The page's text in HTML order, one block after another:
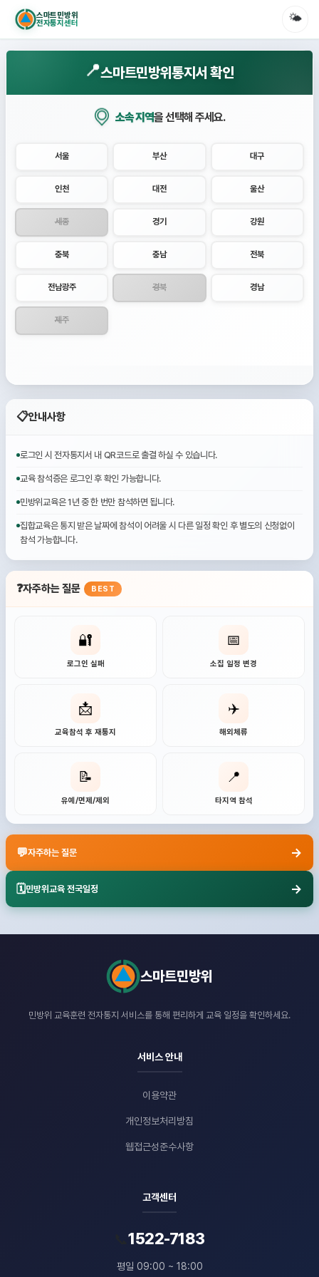
스마트민방위
전자통지센터
🌤️
📍스마트민방위통지서 확인
소속 지역을 선택해 주세요.
서울 부산 대구
인천 대전 울산
세종 경기 강원
충북 충남 전북
전남광주 경북 경남
제주
📋안내사항
로그인 시 전자통지서 내 QR코드로 출결 하실 수 있습니다.
교육 참석증은 로그인 후 확인 가능합니다.
민방위교육은 1년 중 한 번만 참석하면 됩니다.
집합교육은 통지 받은 날짜에 참석이 어려울 시 다른 일정 확인 후 별도의 신청없이
참석 가능합니다.
❓자주하는 질문 BEST
🔐
로그인 실패
📅
소집 일정 변경
📩
교육참석 후 재통지
✈️
해외체류
📝
유예/면제/제외
📍
타지역 참석
💬자주하는 질문 →
🗓️민방위교육 전국일정 →
스마트민방위
민방위 교육훈련 전자통지 서비스를 통해 편리하게 교육 일정을 확인하세요.
서비스 안내
이용약관
개인정보처리방침
웹접근성준수사항
고객센터
📞1522-7183
평일 09:00 ~ 18:00